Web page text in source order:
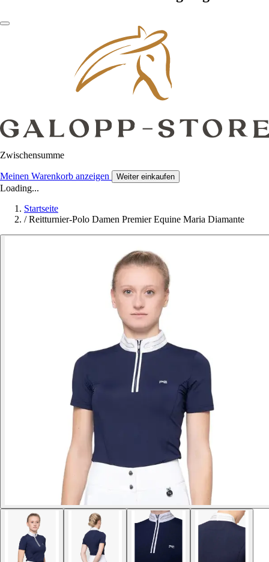
Zwischensumme
Meinen Warenkorb anzeigen Weiter einkaufen
Loading...
Startseite
/ Reitturnier-Polo Damen Premier Equine Maria Diamante